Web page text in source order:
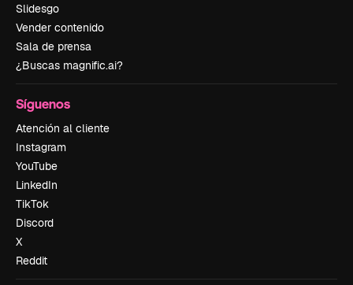
Slidesgo
Vender contenido
Sala de prensa
¿Buscas magnific.ai?
Síguenos
Atención al cliente
Instagram
YouTube
LinkedIn
TikTok
Discord
X
Reddit